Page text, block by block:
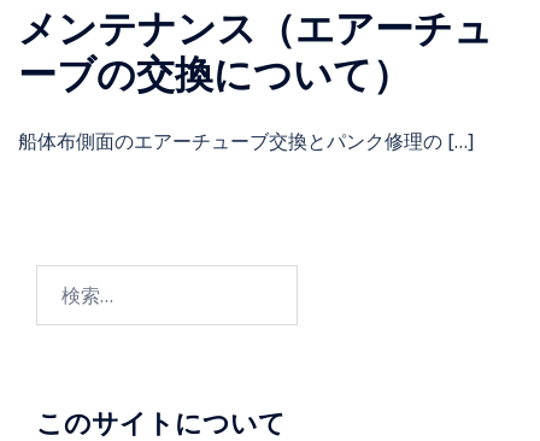
メンテナンス（エアーチュ
ーブの交換について）
船体布側面のエアーチューブ交換とパンク修理の […]
このサイトについて